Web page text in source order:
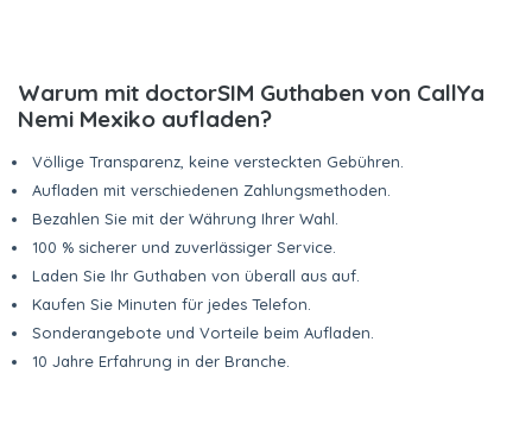
Warum mit doctorSIM Guthaben von CallYa
Nemi Mexiko aufladen?
Völlige Transparenz, keine versteckten Gebühren.
Aufladen mit verschiedenen Zahlungsmethoden.
Bezahlen Sie mit der Währung Ihrer Wahl.
100 % sicherer und zuverlässiger Service.
Laden Sie Ihr Guthaben von überall aus auf.
Kaufen Sie Minuten für jedes Telefon.
Sonderangebote und Vorteile beim Aufladen.
10 Jahre Erfahrung in der Branche.